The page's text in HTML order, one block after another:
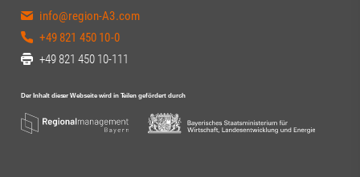
info@region-A3.com
+49 821 450 10-0
+49 821 450 10-111